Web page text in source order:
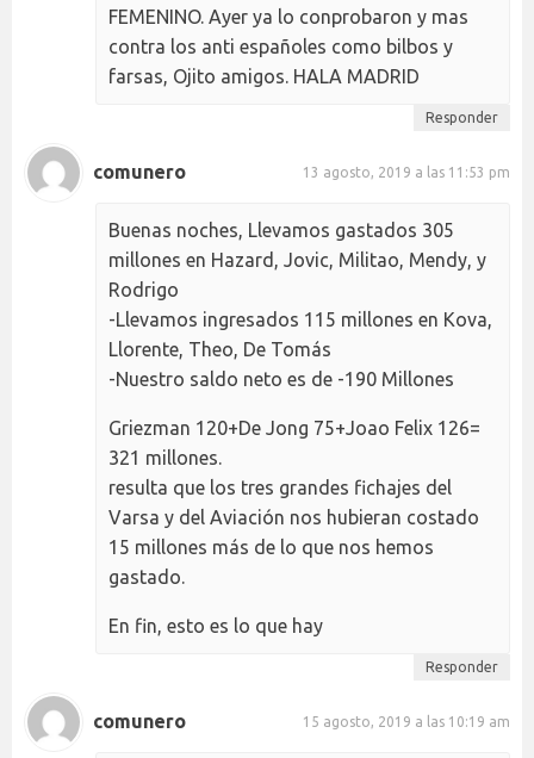
FEMENINO. Ayer ya lo conprobaron y mas
contra los anti españoles como bilbos y
farsas, Ojito amigos. HALA MADRID
Responder
comunero 13 agosto, 2019 a las 11:53 pm
Buenas noches, Llevamos gastados 305
millones en Hazard, Jovic, Militao, Mendy, y
Rodrigo
-Llevamos ingresados 115 millones en Kova,
Llorente, Theo, De Tomás
-Nuestro saldo neto es de -190 Millones
Griezman 120+De Jong 75+Joao Felix 126=
321 millones.
resulta que los tres grandes fichajes del
Varsa y del Aviación nos hubieran costado
15 millones más de lo que nos hemos
gastado.
En fin, esto es lo que hay
Responder
comunero 15 agosto, 2019 a las 10:19 am